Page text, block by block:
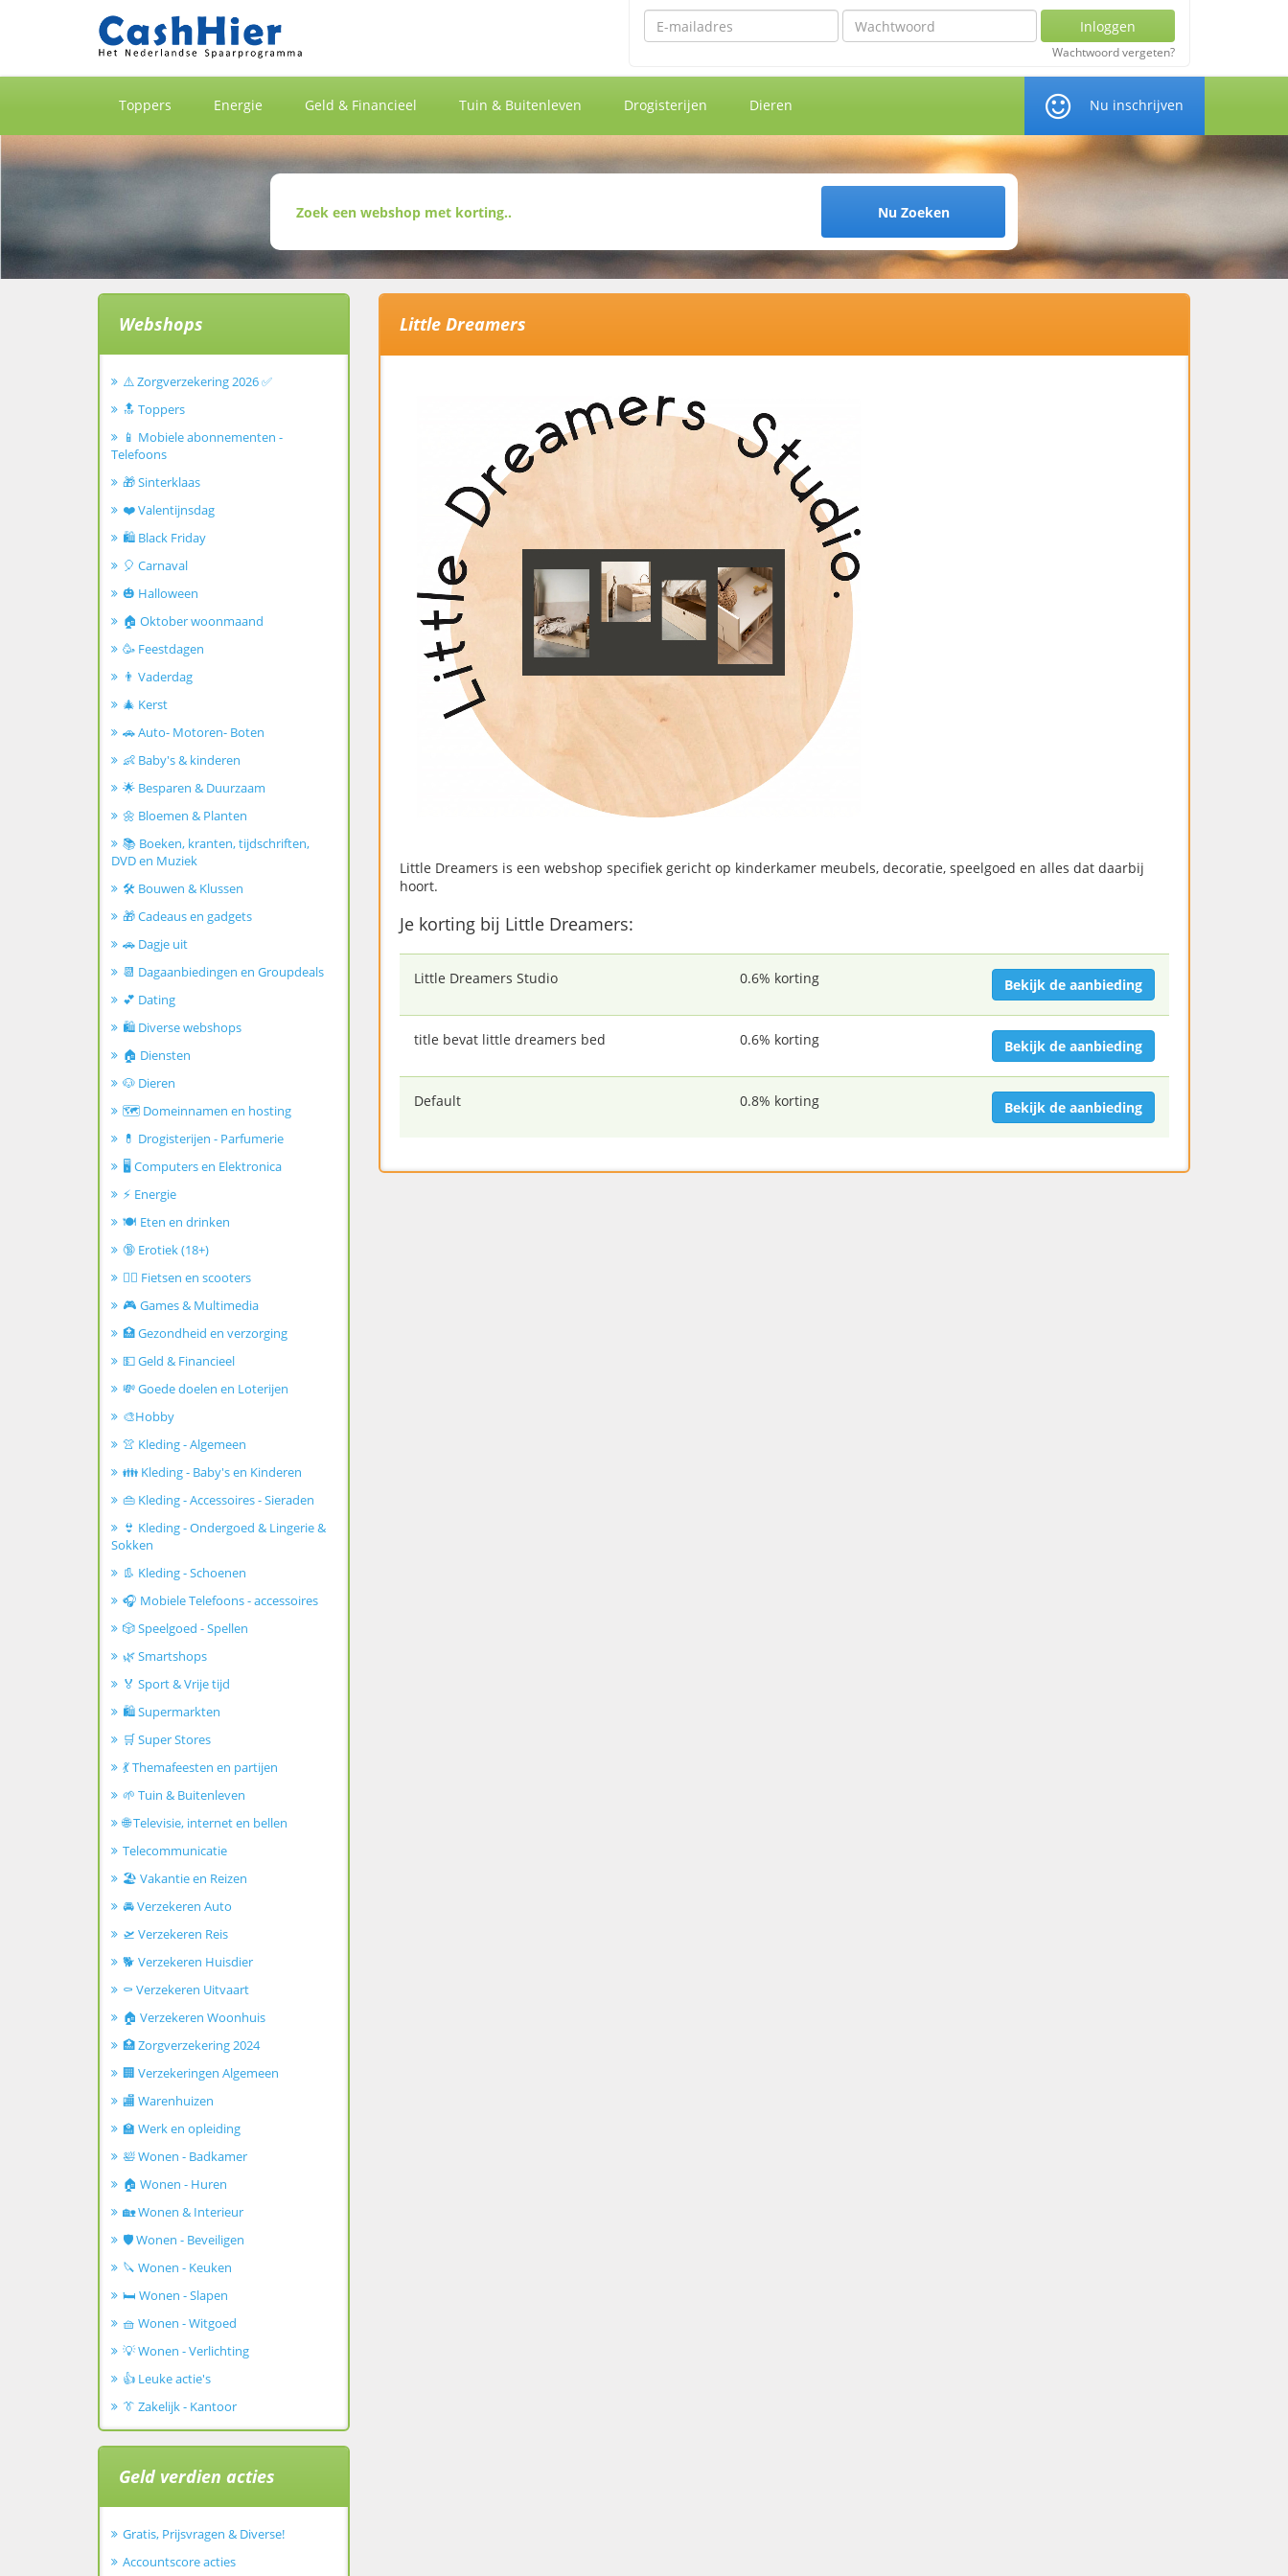
Emailadres Wachtwoord Inloggen
Wachtwoord vergeten?
Toppers Energie Geld & Financieel Tuin & Buitenleven Drogisterijen Dieren Nu inschrijven
Nu Zoeken
Little Dreamers
Little Dreamers is een webshop specifiek gericht op kinderkamer meubels, decoratie, speelgoed en alles dat daarbij
hoort.
Je korting bij Little Dreamers:
Little Dreamers Studio 0.6% korting Bekijk de aanbieding
title bevat little dreamers bed 0.6% korting Bekijk de aanbieding
Default 0.8% korting Bekijk de aanbieding
Webshops
⚠️ Zorgverzekering 2026 ✅
🔝 Toppers
📱 Mobiele abonnementen -
Telefoons
🎁 Sinterklaas
❤️ Valentijnsdag
🛍️ Black Friday
🎈 Carnaval
🎃 Halloween
🏠 Oktober woonmaand
🥳 Feestdagen
👨 Vaderdag
🎄 Kerst
🚗 Auto- Motoren- Boten
👶 Baby's & kinderen
🌟 Besparen & Duurzaam
🌼 Bloemen & Planten
📚 Boeken, kranten, tijdschriften,
DVD en Muziek
🛠️ Bouwen & Klussen
🎁 Cadeaus en gadgets
🚗 Dagje uit
📆 Dagaanbiedingen en Groupdeals
💕 Dating
🛍️ Diverse webshops
🏠 Diensten
🐶 Dieren
🗺️ Domeinnamen en hosting
💊 Drogisterijen - Parfumerie
🖥️ Computers en Elektronica
⚡ Energie
🍽️ Eten en drinken
🔞 Erotiek (18+)
🚴‍♂️ Fietsen en scooters
🎮 Games & Multimedia
🏥 Gezondheid en verzorging
💵 Geld & Financieel
💸 Goede doelen en Loterijen
🎨Hobby
👚 Kleding - Algemeen
👪 Kleding - Baby's en Kinderen
👜 Kleding - Accessoires - Sieraden
👙 Kleding - Ondergoed & Lingerie &
Sokken
👢 Kleding - Schoenen
🎧 Mobiele Telefoons - accessoires
🎲 Speelgoed - Spellen
🌿 Smartshops
🏅 Sport & Vrije tijd
🛍️ Supermarkten
🛒 Super Stores
💃 Themafeesten en partijen
🌱 Tuin & Buitenleven
🌐 Televisie, internet en bellen
Telecommunicatie
🏖️ Vakantie en Reizen
🚘 Verzekeren Auto
🛫 Verzekeren Reis
🐕 Verzekeren Huisdier
⚰️ Verzekeren Uitvaart
🏠 Verzekeren Woonhuis
🏥 Zorgverzekering 2024
🏢 Verzekeringen Algemeen
🏬 Warenhuizen
🏫 Werk en opleiding
🛀 Wonen - Badkamer
🏠 Wonen - Huren
🏡 Wonen & Interieur
🛡️ Wonen - Beveiligen
🔪 Wonen - Keuken
🛏️ Wonen - Slapen
🧺 Wonen - Witgoed
💡 Wonen - Verlichting
👍 Leuke actie's
👔 Zakelijk - Kantoor
Geld verdien acties
Gratis, Prijsvragen & Diverse!
Accountscore acties